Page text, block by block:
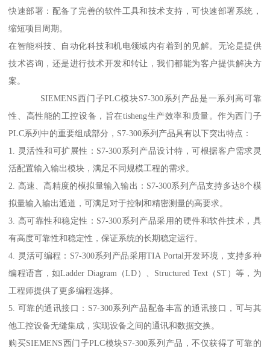
快速部署：配备了完善的软件工具和技术支持，可快速部署系统，
缩短项目周期。
在智能科技、自动化科技和机电领域内有着到的见解。无论是提供
技术咨询，还是进行技术开发和转让，我们都能为客户提供解决方
案。
SIEMENS西门子PLC模块S7-300系列产品是一系列高可靠
性、高性能的工控设备，旨在tisheng生产效率和质量。作为西门子
PLC系列中的重要组成部分，S7-300系列产品具有以下突出特点：
1. 灵活性和可扩展性：S7-300系列产品设计特，可根据客户需求灵
活配置输入输出模块，满足不同规模工程的需求。
2. 高速、高精度的模拟量输入输出：S7-300系列产品支持多达8个模
拟量输入输出通道，可满足对于控制和精密测量的高要求。
3. 高可靠性和稳定性：S7-300系列产品采用的硬件和软件技术，具
有高度可靠性和稳定性，保证系统的长期稳定运行。
4. 灵活可编程：S7-300系列产品采用TIA Portal开发环境，支持多种
编程语言，如Ladder Diagram（LD）、Structured Text（ST）等，为
工程师提供了更多编程选择。
5. 可靠的通讯接口：S7-300系列产品配备丰富的通讯接口，可与其
他工控设备无缝集成，实现设备之间的通讯和数据交换。
购买SIEMENS西门子PLC模块S7-300系列产品，不仅获得了可靠的